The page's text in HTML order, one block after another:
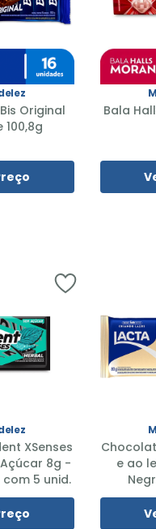
Original
100,8g
Bala
XSenses
8g -
5 unid.
e ao